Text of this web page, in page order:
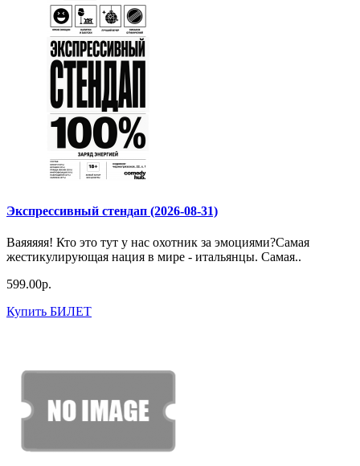
Экспрессивный стендап (2026-08-31)
Ваяяяяя! Кто это тут у нас охотник за эмоциями?Самая
жестикулирующая нация в мире - итальянцы. Самая..
599.00р.
Купить БИЛЕТ